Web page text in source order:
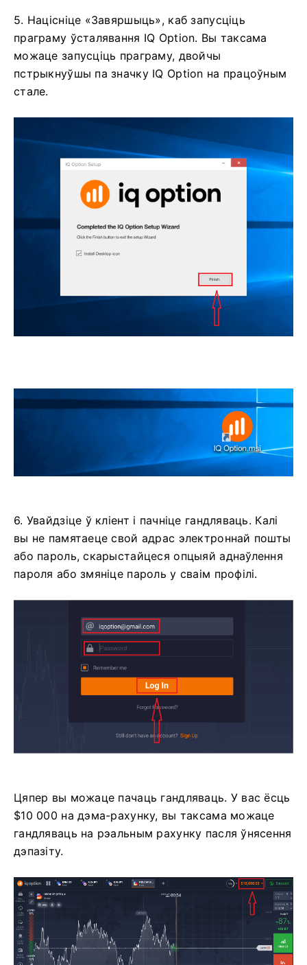
5. Націсніце «Завяршыць», каб запусціць
праграму ўсталявання IQ Option. Вы таксама
можаце запусціць праграму, двойчы
пстрыкнуўшы па значку IQ Option на працоўным
стале.
6. Увайдзіце ў кліент і пачніце гандляваць. Калі
вы не памятаеце свой адрас электроннай пошты
або пароль, скарыстайцеся опцыяй аднаўлення
пароля або змяніце пароль у сваім профілі.
Цяпер вы можаце пачаць гандляваць. У вас ёсць
$10 000 на дэма-рахунку, вы таксама можаце
гандляваць на рэальным рахунку пасля ўнясення
дэпазіту.